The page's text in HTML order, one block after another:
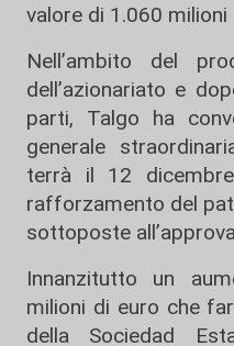
valore di 1.060 milioni
Nell’ambito del
dell’azionariato e
parti, Talgo ha
generale
terrà il 12
rafforzamento del
sottoposte
Innanzitutto un
milioni di euro che
della Sociedad